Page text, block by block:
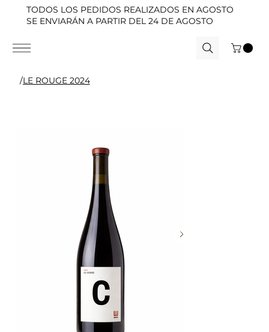
TODOS LOS PEDIDOS REALIZADOS EN AGOSTO
SE ENVIARÁN A PARTIR DEL 24 DE AGOSTO
/LE ROUGE 2024